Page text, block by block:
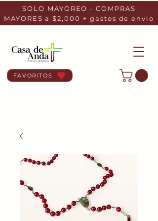
SOLO MAYOREO - COMPRAS
MAYORES a $2,000 + gastos de envio
FAVORITOS